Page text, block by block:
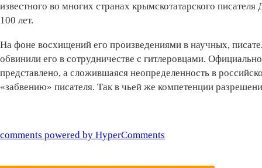
известного во многих странах крымскотатарского
100 лет.
На фоне восхищений его произведениями в научных,
обвинили его в сотрудничестве с гитлеровцами.
представлено, а сложившаяся неопределенность в
«забвению» писателя. Так в чьей же компетенции
comments powered by HyperComments